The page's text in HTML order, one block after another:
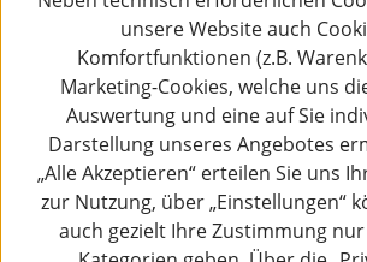
unsere Website auch
Komfortfunktionen (z.B.
Marketing-Cookies, welche uns
Auswertung und eine auf Sie
Darstellung unseres Angebotes
„Alle Akzeptieren“ erteilen Sie uns
zur Nutzung, über „Einstellungen“
auch gezielt Ihre Zustimmung